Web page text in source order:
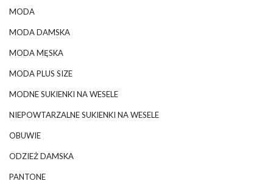
MODA
MODA DAMSKA
MODA MĘSKA
MODA PLUS SIZE
MODNE SUKIENKI NA WESELE
NIEPOWTARZALNE SUKIENKI NA WESELE
OBUWIE
ODZIEŻ DAMSKA
PANTONE